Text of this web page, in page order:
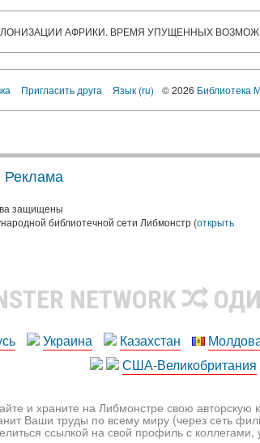
АФРИКИ. ВРЕМЯ УПУЩЕННЫХ
Пригласить друга Язык (ru) © 2026 Библиотека
Реклама
защищены
библиотечной сети Либмонстр (открыть
NETWORK
Украина Казахстан
США-Великобритания
и храните на Либмонстре свою авторскую
Ваши труды по всему миру (через сеть
ссылкой на свой профиль с